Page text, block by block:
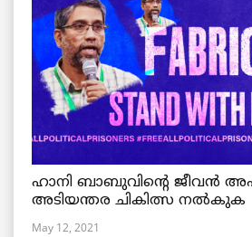
ഹാനി ബാബുവിന്റെ ജീവൻ
അടിയന്തര ചികിത്സ നൽകുക
May 12, 2021